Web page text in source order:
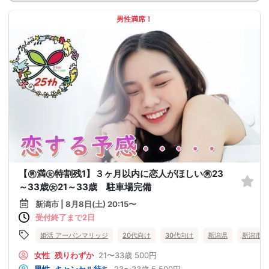
男性満席！
【㊚満㊛特割残1】３ヶ月以内に恋人がほしい㊚23
～33歳㊛21～33歳 駐車場完備
新潟市 | 8月8日(土) 20:15〜
受付終了まで2日
婚活 アーバンマリッジ 20代向け 30代向け 新潟県 新潟市
女性 残りわずか 21〜33歳 500円